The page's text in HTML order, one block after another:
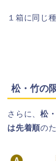
１箱に同じ
松・竹の
さらに、松
は先着順の